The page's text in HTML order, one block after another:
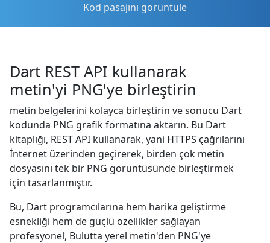
Kod pasajını görüntüle
Dart REST API kullanarak
metin'yi PNG'ye birleştirin
metin belgelerini kolayca birleştirin ve sonucu Dart
kodunda PNG grafik formatına aktarın. Bu Dart
kitaplığı, REST API kullanarak, yani HTTPS çağrılarını
İnternet üzerinden geçirerek, birden çok metin
dosyasını tek bir PNG görüntüsünde birleştirmek
için tasarlanmıştır.
Bu, Dart programcılarına hem harika geliştirme
esnekliği hem de güçlü özellikler sağlayan
profesyonel, Bulutta yerel metin'den PNG'ye